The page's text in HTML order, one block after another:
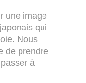
une image
qui
Nous
de prendre
à